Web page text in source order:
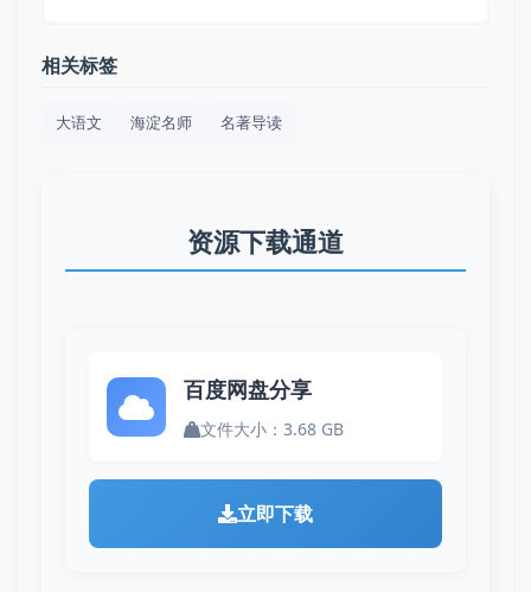
相关标签
大语文 海淀名师 名著导读
资源下载通道
百度网盘分享
文件大小：3.68 GB
立即下载